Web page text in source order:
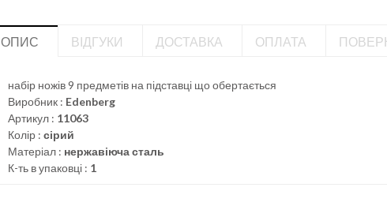
ОПИС ВІДГУКИ ДОСТАВКА ОПЛАТА
набір ножів 9 предметів на підставці що обертається
Виробник : Edenberg
Артикул : 11063
Колір : сірий
Матеріал : нержавіюча сталь
К-ть в упаковці : 1